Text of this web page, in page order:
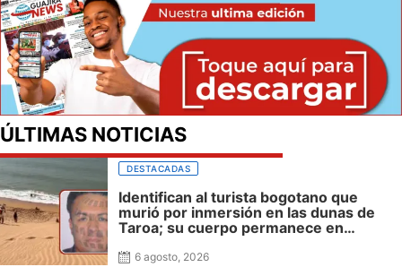
ÚLTIMAS NOTICIAS
DESTACADAS
Identifican al turista bogotano que
murió por inmersión en las dunas de
Taroa; su cuerpo permanece en
6 agosto, 2026